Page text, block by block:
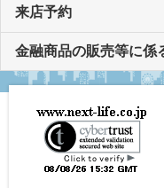
来店予約
金融商品の販売等に係